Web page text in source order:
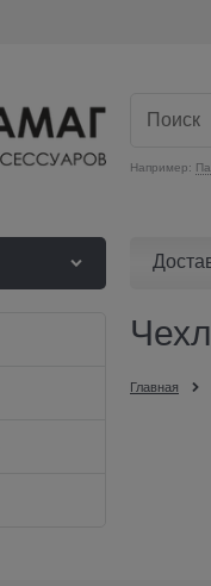
Например:
Главная